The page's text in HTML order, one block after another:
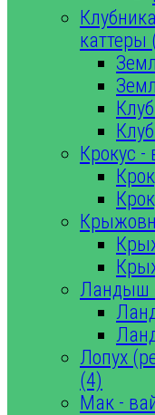
каттеры
Крокус -
Ландыш
Лопух
(4)
Мак -